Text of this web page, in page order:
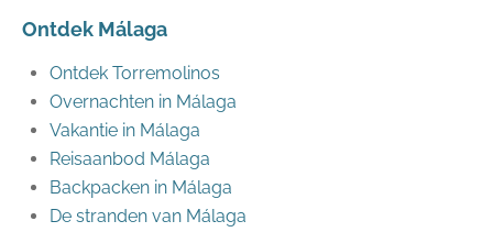
Ontdek Málaga
Ontdek Torremolinos
Overnachten in Málaga
Vakantie in Málaga
Reisaanbod Málaga
Backpacken in Málaga
De stranden van Málaga